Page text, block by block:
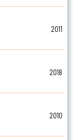
2011
2018
2010